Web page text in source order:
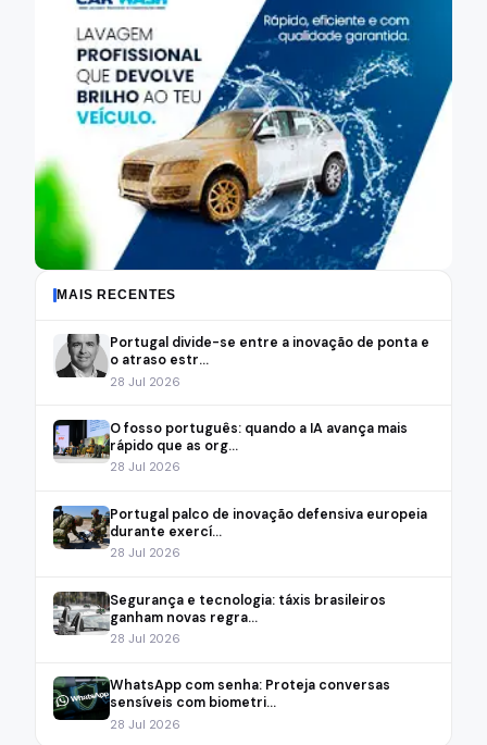
MAIS RECENTES
Portugal divide-se entre a inovação de ponta e
o atraso estr...
28 Jul 2026
O fosso português: quando a IA avança mais
rápido que as org...
28 Jul 2026
Portugal palco de inovação defensiva europeia
durante exercí...
28 Jul 2026
Segurança e tecnologia: táxis brasileiros
ganham novas regra...
28 Jul 2026
WhatsApp com senha: Proteja conversas
sensíveis com biometri...
28 Jul 2026